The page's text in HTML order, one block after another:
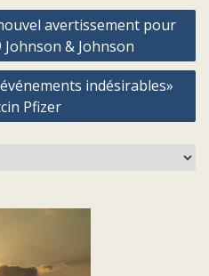
avertissement pour
Johnson & Johnson
indésirables»
Pfizer